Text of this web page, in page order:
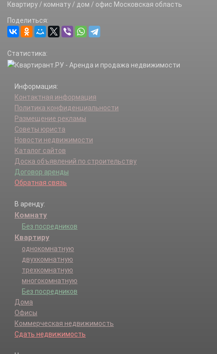
Квартиру / комнату / дом / офис Московская область
Поделиться:
Статистика:
Информация:
Контактная информация
Политика конфиденциальности
Размещение рекламы
Советы юриста
Новости недвижимости
Каталог сайтов
Доска объявлений по строительству
Договор аренды
Обратная связь
В аренду:
Комнату
Без посредников
Квартиру
однокомнатную
двухкомнатную
трехкомнатную
многокомнатную
Без посредников
Дома
Офисы
Коммерческая недвижимость
Сдать недвижимость